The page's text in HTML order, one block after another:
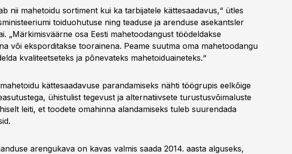
nii mahetoidu sortiment kui ka tarbijatele kättesaadavus,“ ütles
toiduohutuse ning teaduse ja arenduse asekantsler
„Märkimisväärne osa Eesti mahetoodangust töödeldakse
või eksporditakse toorainena. Peame suutma oma mahetoodangu
kvaliteetseteks ja põnevateks mahetoiduaineteks.“
kättesaadavuse parandamiseks nähti töögrupis eelkõige
ühistulist tegevust ja alternatiivsete turustusvõimaluste
leiti, et toodete omahinna alandamiseks tuleb suurendada
arengukava on kavas valmis saada 2014. aasta alguseks,